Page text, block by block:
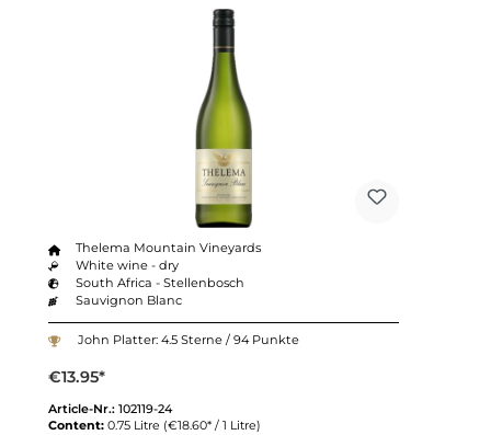
Thelema Mountain Vineyards
White wine - dry
South Africa - Stellenbosch
Sauvignon Blanc
John Platter: 4.5 Sterne / 94 Punkte
€13.95*
Article-Nr.: 102119-24
Content: 0.75 Litre (€18.60* / 1 Litre)